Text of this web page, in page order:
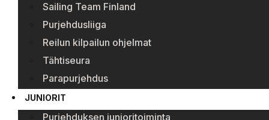
Sailing Team Finland
Purjehdusliiga
Reilun kilpailun ohjelmat
Tähtiseura
Parapurjehdus
JUNIORIT
Purjehduksen junioritoiminta